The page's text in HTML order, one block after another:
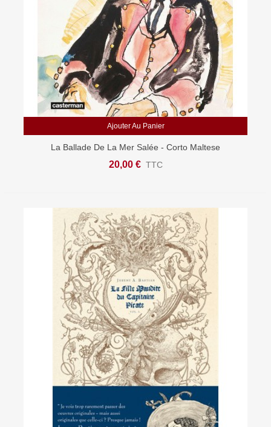
Ajouter Au Panier
La Ballade De La Mer Salée - Corto Maltese
20,00 € TTC